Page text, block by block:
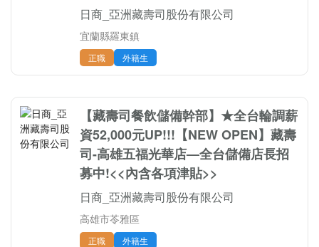
日商_亞洲藏壽司股份有限公司
宜蘭縣羅東鎮
正職 外籍生
【藏壽司餐飲儲備幹部】★全台輪調薪
資52,000元UP!!!【NEW OPEN】藏壽
司-高雄五福光華店—全台儲備店長招
募中!<<內含各項津貼>>
日商_亞洲藏壽司股份有限公司
高雄市苓雅區
正職 外籍生